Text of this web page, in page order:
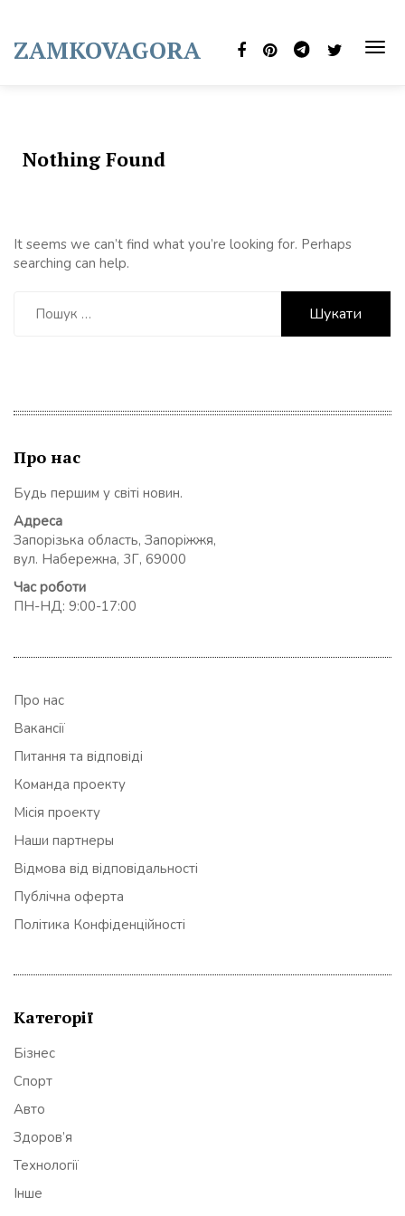
content
ZAMKOVAGORA
Nothing Found
It seems we can’t find what you’re looking for. Perhaps
searching can help.
Про нас
Будь першим у світі новин.
Адреса
Запорізька область, Запоріжжя,
вул. Набережна, 3Г, 69000
Час роботи
ПН-НД: 9:00-17:00
Про нас
Вакансії
Питання та відповіді
Команда проекту
Місія проекту
Наши партнеры
Відмова від відповідальності
Публічна оферта
Політика Конфіденційності
Категорії
Бізнес
Спорт
Авто
Здоров’я
Технології
Інше